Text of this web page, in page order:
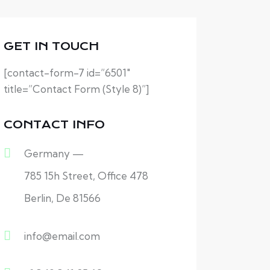
GET IN TOUCH
[contact-form-7 id=”6501″
title=”Contact Form (Style 8)”]
CONTACT INFO
Germany —
785 15h Street, Office 478
Berlin, De 81566
info@email.com